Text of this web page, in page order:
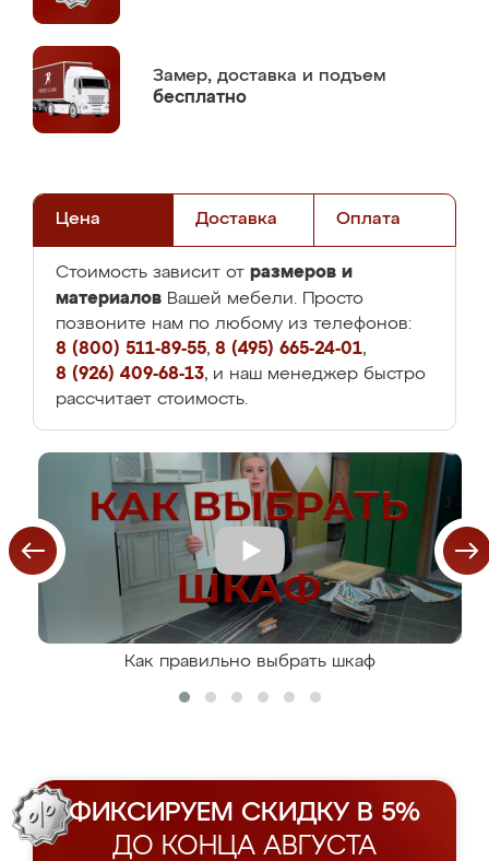
Замер, доставка и подъем
бесплатно
Цена Доставка Оплата
Стоимость зависит от размеров и
материалов Вашей мебели. Просто
позвоните нам по любому из телефонов:
8 (800) 511-89-55, 8 (495) 665-24-01,
8 (926) 409-68-13, и наш менеджер быстро
рассчитает стоимость.
Как правильно выбрать шкаф
ФИКСИРУЕМ СКИДКУ В 5%
ДО КОНЦА АВГУСТА